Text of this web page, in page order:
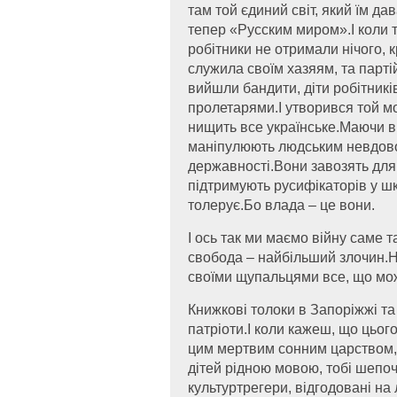
там той єдиний світ, який їм
тепер «Русским миром».І коли
робітники не отримали нічого,
служила своїм хазяям, та
вийшли бандити, діти
пролетарями.І утворився той
нищить все українське.Маючи
маніпулюють людським
державності.Вони завозять для
підтримують русифікаторів у
толерує.Бо влада – це вони.
І ось так ми маємо війну саме
свобода – найбільший
своїми щупальцями все, що
Книжкові толоки в Запоріжжі
патріоти.І коли кажеш, що
цим мертвим сонним царством,
дітей рідною мовою, тобі
культуртрегери, відгодовані на